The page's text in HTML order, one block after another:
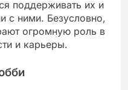
поддерживать их и
с ними. Безусловно,
огромную роль в
и карьеры.